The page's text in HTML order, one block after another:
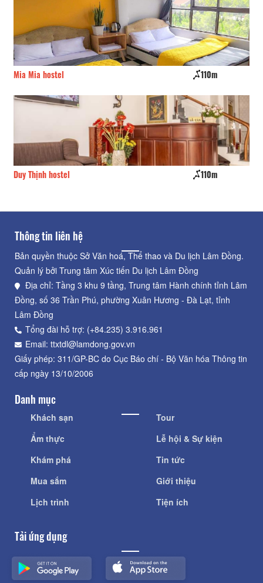
Mia Mia hostel 110m
Duy Thịnh hostel 110m
Thông tin liên hệ
Bản quyền thuộc Sở Văn hoá, Thể thao và Du lịch Lâm Đồng.
Quản lý bởi Trung tâm Xúc tiến Du lịch Lâm Đồng
Địa chỉ: Tầng 3 khu 9 tầng, Trung tâm Hành chính tỉnh Lâm
Đồng, số 36 Trần Phú, phường Xuân Hương - Đà Lạt, tỉnh
Lâm Đồng
Tổng đài hỗ trợ: (+84.235) 3.916.961
Email: ttxtdl@lamdong.gov.vn
Giấy phép: 311/GP-BC do Cục Báo chí - Bộ Văn hóa Thông tin
cấp ngày 13/10/2006
Danh mục
Khách sạn
Ẩm thực
Khám phá
Mua sắm
Lịch trình
Tour
Lễ hội & Sự kiện
Tin tức
Giới thiệu
Tiện ích
Tải ứng dụng